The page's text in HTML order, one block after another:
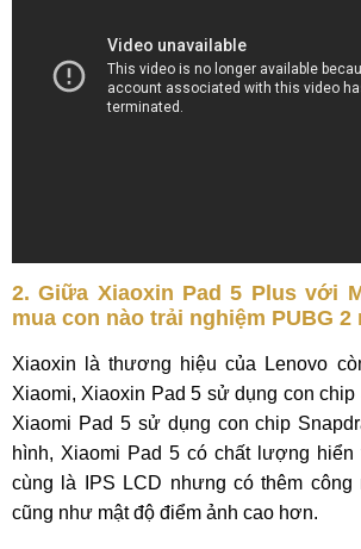
2. Giữa Xiaoxin Pad 5 Plus với
mua con nào trải nghiệm PUBG 2
Xiaoxin là thương hiệu của Lenovo
Xiaomi, Xiaoxin Pad 5 sử dụng con chip
Xiaomi Pad 5 sử dụng con chip
hình, Xiaomi Pad 5 có chất lượng
cùng là IPS LCD nhưng có thêm công
cũng như mật độ điểm ảnh cao hơn.